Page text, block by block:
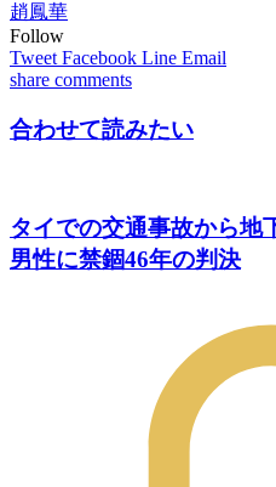
趙鳳華
Follow
Tweet Facebook Line Email
share comments
合わせて読みたい
タイでの交通事故から
男性に禁錮46年の判決